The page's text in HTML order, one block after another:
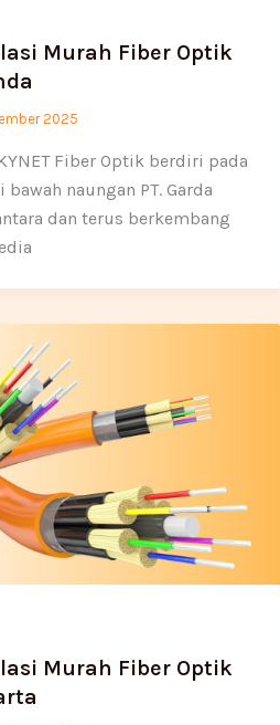
Murah Fiber Optik
2025
Fiber Optik berdiri pada
naungan PT. Garda
dan terus berkembang
Murah Fiber Optik